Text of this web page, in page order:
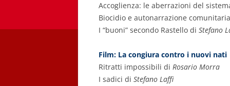
Accoglienza: le aberrazioni del
Biocidio e autonarrazione
I “buoni” secondo Rastello di Stefano
Film: La congiura contro i nuovi nati
Ritratti impossibili di Rosario Morra
I sadici di Stefano Laffi